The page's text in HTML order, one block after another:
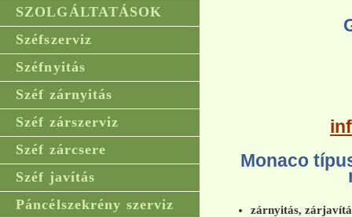
SZOLGÁLTATÁSOK
Széfszerviz
Széfnyitás
Széf zárnyitás
Széf zárszerviz
Széf zárcsere
Széf javítás
Páncélszekrény szerviz
Monaco
zárnyitás,